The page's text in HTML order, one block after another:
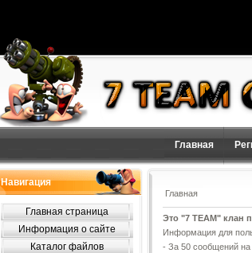
Главная
Навигация
Главная страница
Информация о сайте
Каталог файлов
Главная
Это "7 TEAM" клан
Информация для
- За 50 сообщений